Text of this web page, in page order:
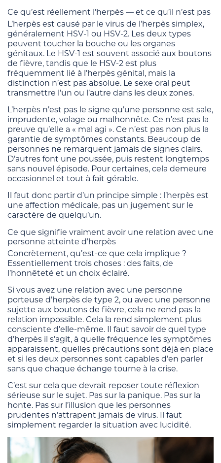
Ce qu’est réellement l’herpès — et ce qu’il n’est pas
L’herpès est causé par le virus de l’herpès simplex,
généralement HSV-1 ou HSV-2. Les deux types
peuvent toucher la bouche ou les organes
génitaux. Le HSV-1 est souvent associé aux boutons
de fièvre, tandis que le HSV-2 est plus
fréquemment lié à l’herpès génital, mais la
distinction n’est pas absolue. Le sexe oral peut
transmettre l’un ou l’autre dans les deux zones.
L’herpès n’est pas le signe qu’une personne est sale,
imprudente, volage ou malhonnête. Ce n’est pas la
preuve qu’elle a « mal agi ». Ce n’est pas non plus la
garantie de symptômes constants. Beaucoup de
personnes ne remarquent jamais de signes clairs.
D’autres font une poussée, puis restent longtemps
sans nouvel épisode. Pour certaines, cela demeure
occasionnel et tout à fait gérable.
Il faut donc partir d’un principe simple : l’herpès est
une affection médicale, pas un jugement sur le
caractère de quelqu’un.
Ce que signifie vraiment avoir une relation avec une
personne atteinte d’herpès
Concrètement, qu’est-ce que cela implique ?
Essentiellement trois choses : des faits, de
l’honnêteté et un choix éclairé.
Si vous avez une relation avec une personne
porteuse d’herpès de type 2, ou avec une personne
sujette aux boutons de fièvre, cela ne rend pas la
relation impossible. Cela la rend simplement plus
consciente d’elle-même. Il faut savoir de quel type
d’herpès il s’agit, à quelle fréquence les symptômes
apparaissent, quelles précautions sont déjà en place
et si les deux personnes sont capables d’en parler
sans que chaque échange tourne à la crise.
C’est sur cela que devrait reposer toute réflexion
sérieuse sur le sujet. Pas sur la panique. Pas sur la
honte. Pas sur l’illusion que les personnes
prudentes n’attrapent jamais de virus. Il faut
simplement regarder la situation avec lucidité.